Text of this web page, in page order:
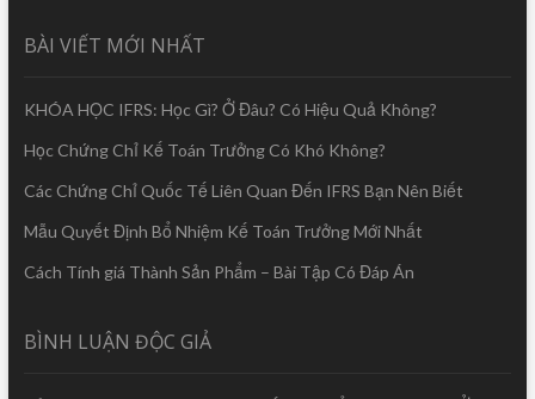
BÀI VIẾT MỚI NHẤT
KHÓA HỌC IFRS: Học Gì? Ở Đâu? Có Hiệu Quả Không?
Học Chứng Chỉ Kế Toán Trưởng Có Khó Không?
Các Chứng Chỉ Quốc Tế Liên Quan Đến IFRS Bạn Nên Biết
Mẫu Quyết Định Bổ Nhiệm Kế Toán Trưởng Mới Nhất
Cách Tính giá Thành Sản Phẩm – Bài Tập Có Đáp Án
BÌNH LUẬN ĐỘC GIẢ